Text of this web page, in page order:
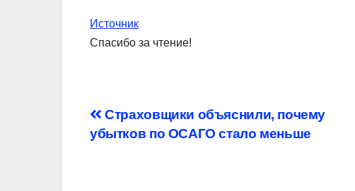
Источник
Спасибо за чтение!
Навигация
по
Страховщики объяснили, почему
убытков по ОСАГО стало меньше